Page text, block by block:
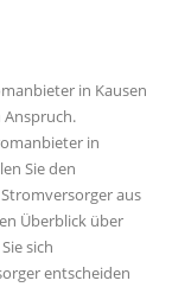
in Kausen
in
Sie den
aus
Überblick über
sich
entscheiden